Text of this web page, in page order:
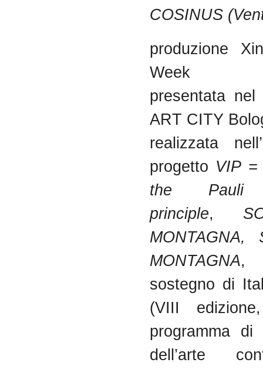
COSINUS
produzione
Week
presentata
ART CITY
realizzata
progetto VIP =
the Pauli
principle,
MONTAGNA,
MONTAGNA,
sostegno di
(VIII
programma di
dell’arte